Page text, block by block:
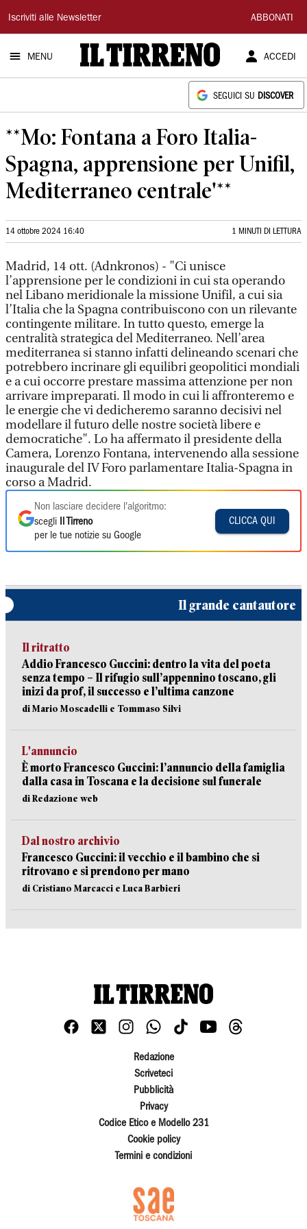
Il
Tirreno
Iscriviti alle Newsletter ABBONATI
MENU ACCEDI
SEGUICI SU DISCOVER
**Mo: Fontana a Foro Italia-
Spagna, apprensione per Unifil,
Mediterraneo centrale'**
14 ottobre 2024 16:40 1 MINUTI DI LETTURA
Madrid, 14 ott. (Adnkronos) - "Ci unisce
l’apprensione per le condizioni in cui sta operando
nel Libano meridionale la missione Unifil, a cui sia
l’Italia che la Spagna contribuiscono con un rilevante
contingente militare. In tutto questo, emerge la
centralità strategica del Mediterraneo. Nell’area
mediterranea si stanno infatti delineando scenari che
potrebbero incrinare gli equilibri geopolitici mondiali
e a cui occorre prestare massima attenzione per non
arrivare impreparati. Il modo in cui li affronteremo e
le energie che vi dedicheremo saranno decisivi nel
modellare il futuro delle nostre società libere e
democratiche". Lo ha affermato il presidente della
Camera, Lorenzo Fontana, intervenendo alla sessione
inaugurale del IV Foro parlamentare Italia-Spagna in
corso a Madrid.
Non lasciare decidere l'algoritmo:
scegli
Il Tirreno
per le tue notizie su Google
CLICCA QUI
Il grande cantautore
Il ritratto
Addio Francesco Guccini: dentro la vita del poeta
senza tempo – Il rifugio sull’appennino toscano, gli
inizi da prof, il successo e l’ultima canzone
di Mario Moscadelli e Tommaso Silvi
L'annuncio
È morto Francesco Guccini: l’annuncio della famiglia
dalla casa in Toscana e la decisione sul funerale
di Redazione web
Dal nostro archivio
Francesco Guccini: il vecchio e il bambino che si
ritrovano e si prendono per mano
di Cristiano Marcacci e Luca Barbieri
Redazione
Scriveteci
Pubblicità
Privacy
Codice Etico e Modello 231
Cookie policy
Termini e condizioni